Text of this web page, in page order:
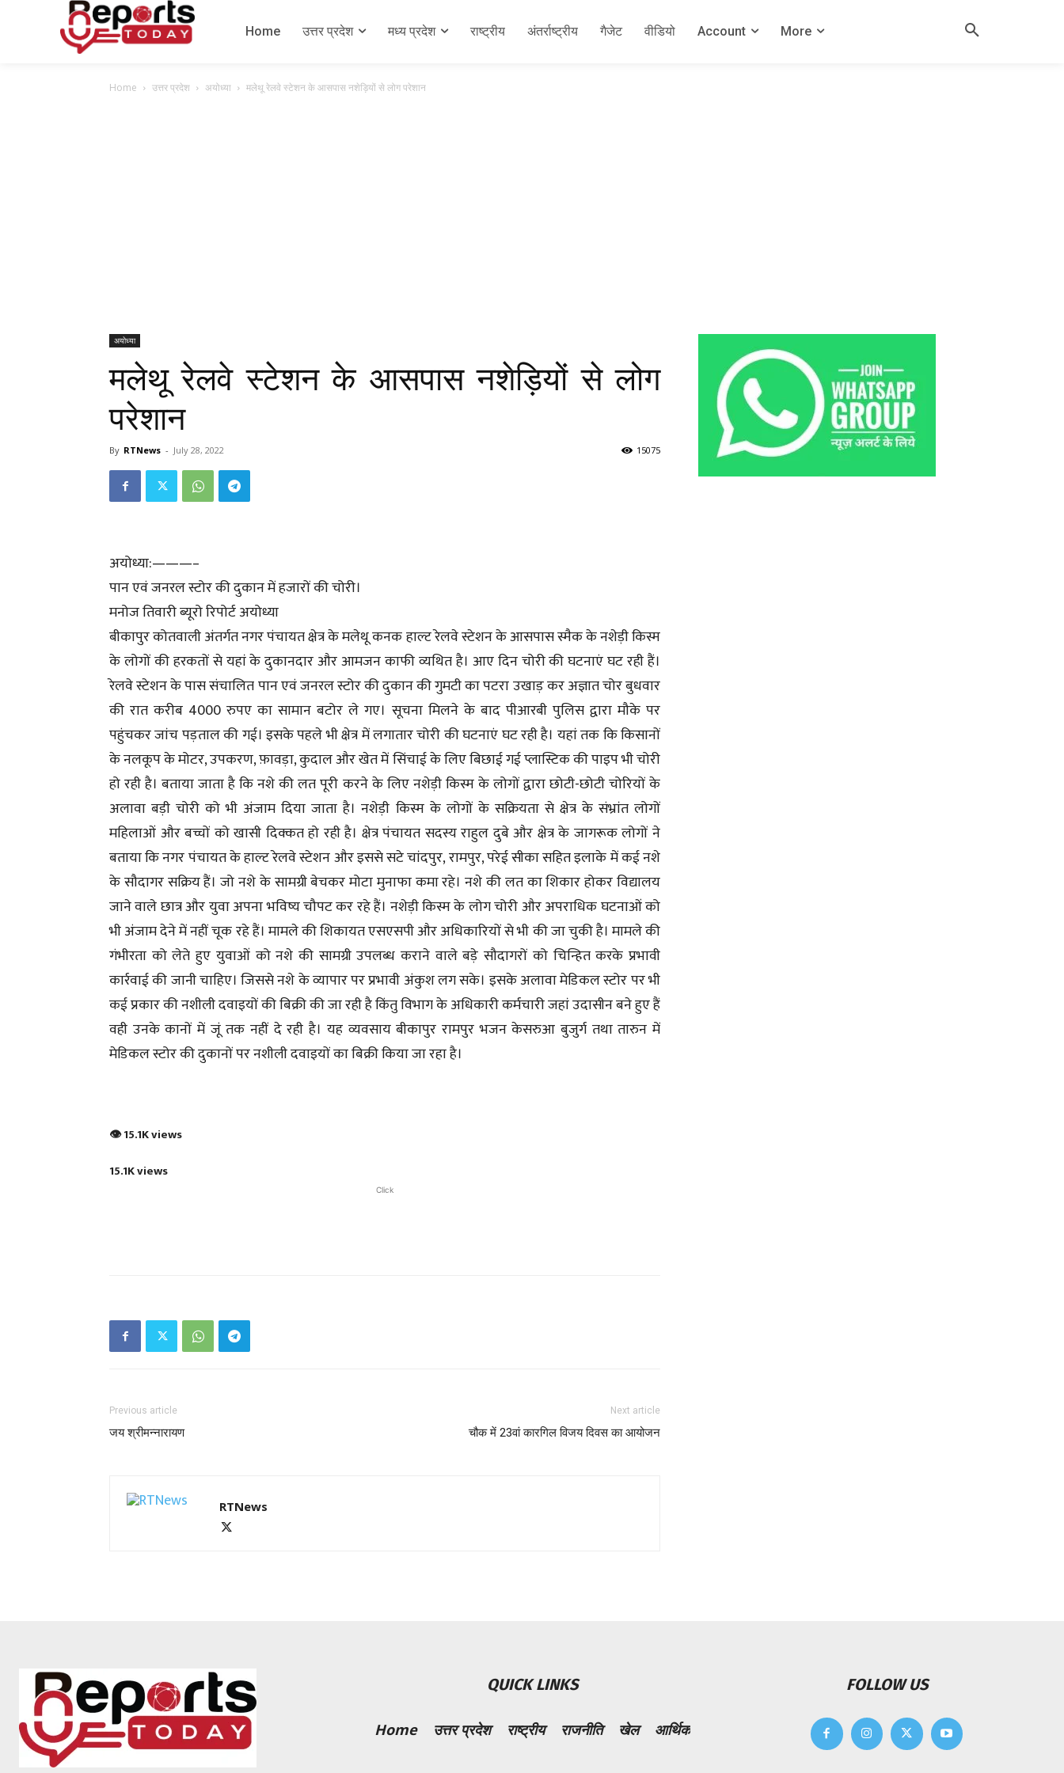
Home उत्तर प्रदेश मध्य प्रदेश राष्ट्रीय अंतर्राष्ट्रीय गैजेट वीडियो Account More
Home उत्तर प्रदेश अयोध्या मलेथू रेलवे स्टेशन के आसपास नशेड़ियों से लोग परेशान
अयोध्या
मलेथू रेलवे स्टेशन के आसपास नशेड़ियों से लोग
परेशान
By RTNews - July 28, 2022 15075
अयोध्या:———–
पान एवं जनरल स्टोर की दुकान में हजारों की चोरी।
मनोज तिवारी ब्यूरो रिपोर्ट अयोध्या
बीकापुर कोतवाली अंतर्गत नगर पंचायत क्षेत्र के मलेथू कनक हाल्ट रेलवे स्टेशन के आसपास स्मैक के नशेड़ी किस्म
के लोगों की हरकतों से यहां के दुकानदार और आमजन काफी व्यथित है। आए दिन चोरी की घटनाएं घट रही हैं।
रेलवे स्टेशन के पास संचालित पान एवं जनरल स्टोर की दुकान की गुमटी का पटरा उखाड़ कर अज्ञात चोर बुधवार
की रात करीब 4000 रुपए का सामान बटोर ले गए। सूचना मिलने के बाद पीआरबी पुलिस द्वारा मौके पर
पहुंचकर जांच पड़ताल की गई। इसके पहले भी क्षेत्र में लगातार चोरी की घटनाएं घट रही है। यहां तक कि किसानों
के नलकूप के मोटर, उपकरण, फ़ावड़ा, कुदाल और खेत में सिंचाई के लिए बिछाई गई प्लास्टिक की पाइप भी चोरी
हो रही है। बताया जाता है कि नशे की लत पूरी करने के लिए नशेड़ी किस्म के लोगों द्वारा छोटी-छोटी चोरियों के
अलावा बड़ी चोरी को भी अंजाम दिया जाता है। नशेड़ी किस्म के लोगों के सक्रियता से क्षेत्र के संभ्रांत लोगों
महिलाओं और बच्चों को खासी दिक्कत हो रही है। क्षेत्र पंचायत सदस्य राहुल दुबे और क्षेत्र के जागरूक लोगों ने
बताया कि नगर पंचायत के हाल्ट रेलवे स्टेशन और इससे सटे चांदपुर, रामपुर, परेई सीका सहित इलाके में कई नशे
के सौदागर सक्रिय हैं। जो नशे के सामग्री बेचकर मोटा मुनाफा कमा रहे। नशे की लत का शिकार होकर विद्यालय
जाने वाले छात्र और युवा अपना भविष्य चौपट कर रहे हैं। नशेड़ी किस्म के लोग चोरी और अपराधिक घटनाओं को
भी अंजाम देने में नहीं चूक रहे हैं। मामले की शिकायत एसएसपी और अधिकारियों से भी की जा चुकी है। मामले की
गंभीरता को लेते हुए युवाओं को नशे की सामग्री उपलब्ध कराने वाले बड़े सौदागरों को चिन्हित करके प्रभावी
कार्रवाई की जानी चाहिए। जिससे नशे के व्यापार पर प्रभावी अंकुश लग सके। इसके अलावा मेडिकल स्टोर पर भी
कई प्रकार की नशीली दवाइयों की बिक्री की जा रही है किंतु विभाग के अधिकारी कर्मचारी जहां उदासीन बने हुए हैं
वही उनके कानों में जूं तक नहीं दे रही है। यह व्यवसाय बीकापुर रामपुर भजन केसरुआ बुजुर्ग तथा तारुन में
मेडिकल स्टोर की दुकानों पर नशीली दवाइयों का बिक्री किया जा रहा है।
👁 15.1K views
15.1K views
Click
Previous article
जय श्रीमन्नारायण
Next article
चौक में 23वां कारगिल विजय दिवस का आयोजन
RTNews
QUICK LINKS
Home उत्तर प्रदेश राष्ट्रीय राजनीति खेल आर्थिक
FOLLOW US